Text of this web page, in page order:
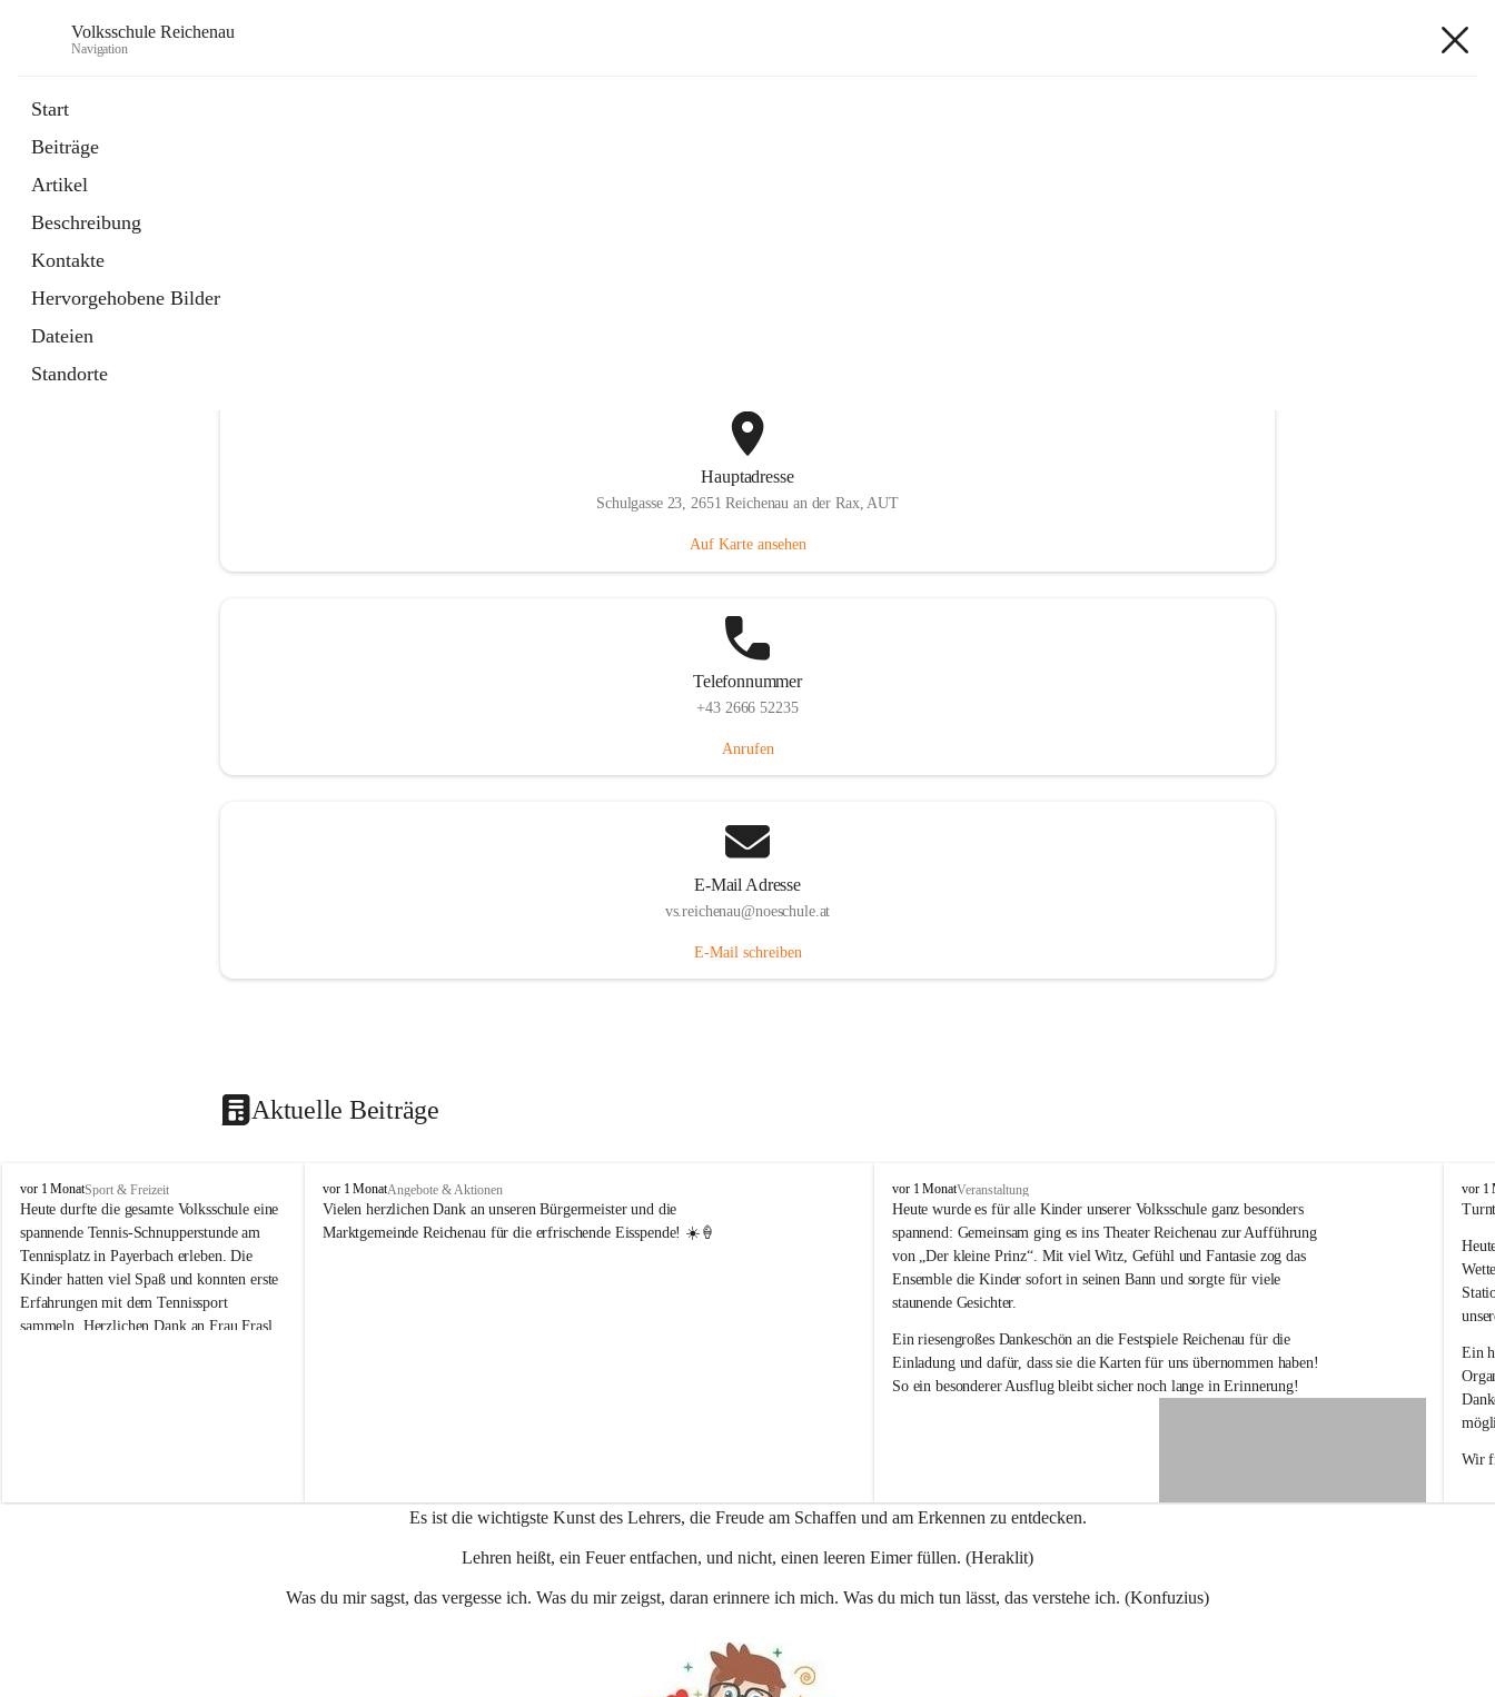
Volksschule Reichenau
Navigation
Start
Beiträge
Artikel
Beschreibung
Kontakte
Hervorgehobene Bilder
Dateien
Standorte
Hauptadresse
Schulgasse 23, 2651 Reichenau an der Rax, AUT
Auf Karte ansehen
Telefonnummer
+43 2666 52235
Anrufen
E-Mail Adresse
vs.reichenau@noeschule.at
E-Mail schreiben
Aktuelle Beiträge
V
o
l
k
s
s
c
h
e
vor 1 MonatSport & Freizeit
Heute durfte die gesamte Volksschule eine
spannende Tennis-Schnupperstunde am
Tennisplatz in Payerbach erleben. Die
Kinder hatten viel Spaß und konnten erste
Erfahrungen mit dem Tennissport
sammeln. Herzlichen Dank an Frau Frasl
V
o
l
e
vor 1 MonatAngebote & Aktionen
Vielen herzlichen Dank an unseren Bürgermeister und die
Marktgemeinde Reichenau für die erfrischende Eisspende! ☀️🍦
V
o
l
k
s
s
c
h
u
l
e
e
n
a
u
vor 1 MonatVeranstaltung
Heute wurde es für alle Kinder unserer Volksschule ganz besonders
spannend: Gemeinsam ging es ins Theater Reichenau zur Aufführung
von „Der kleine Prinz“. Mit viel Witz, Gefühl und Fantasie zog das
Ensemble die Kinder sofort in seinen Bann und sorgte für viele
staunende Gesichter.
Ein riesengroßes Dankeschön an die Festspiele Reichenau für die
Einladung und dafür, dass sie die Karten für uns übernommen haben!
So ein besonderer Ausflug bleibt sicher noch lange in Erinnerung!
V
o
k
s
s
c
u
l
e
R
e
i
c
e
vor 1
Ein
Wir
Es ist die wichtigste Kunst des Lehrers, die Freude am Schaffen und am Erkennen zu entdecken.
Lehren heißt, ein Feuer entfachen, und nicht, einen leeren Eimer füllen. (Heraklit)
Was du mir sagst, das vergesse ich. Was du mir zeigst, daran erinnere ich mich. Was du mich tun lässt, das verstehe ich. (Konfuzius)